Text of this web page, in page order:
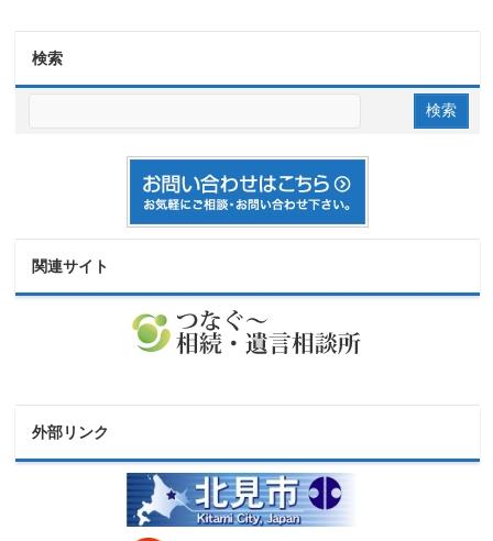
検索
関連サイト
外部リンク